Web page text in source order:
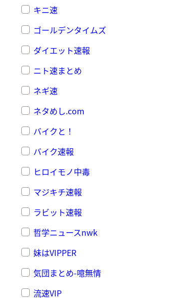
キニ速
ゴールデンタイムズ
ダイエット速報
ニト速まとめ
ネギ速
ネタめし.com
バイクと！
バイク速報
ヒロイモノ中毒
マジキチ速報
ラビット速報
哲学ニュースnwk
妹はVIPPER
気団まとめ-噫無情
流速VIP